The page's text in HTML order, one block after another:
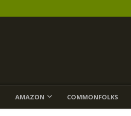
AMAZON COMMONFOLKS